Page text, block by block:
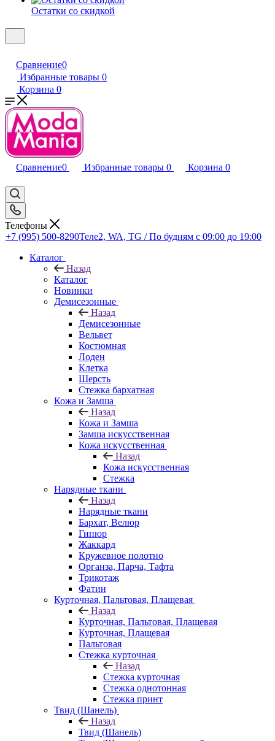
Остатки со скидкой
Сравнение0
Избранные товары 0
Корзина 0
Сравнение0 Избранные товары 0 Корзина 0
Телефоны
+7 (995) 500-8290Теле2, WA, TG / По будням c 09:00 до 19:00
Каталог
Назад
Каталог
Новинки
Демисезонные
Назад
Демисезонные
Вельвет
Костюмная
Лоден
Клетка
Шерсть
Стежка бархатная
Кожа и Замша
Назад
Кожа и Замша
Замша искусственная
Кожа искусственная
Назад
Кожа искусственная
Стежка
Нарядные ткани
Назад
Нарядные ткани
Бархат, Велюр
Гипюр
Жаккард
Кружевное полотно
Органза, Парча, Тафта
Трикотаж
Фатин
Курточная, Пальтовая, Плащевая
Назад
Курточная, Пальтовая, Плащевая
Курточная, Плащевая
Пальтовая
Стежка курточная
Назад
Стежка курточная
Стежка однотонная
Стежка принт
Твид (Шанель)
Назад
Твид (Шанель)